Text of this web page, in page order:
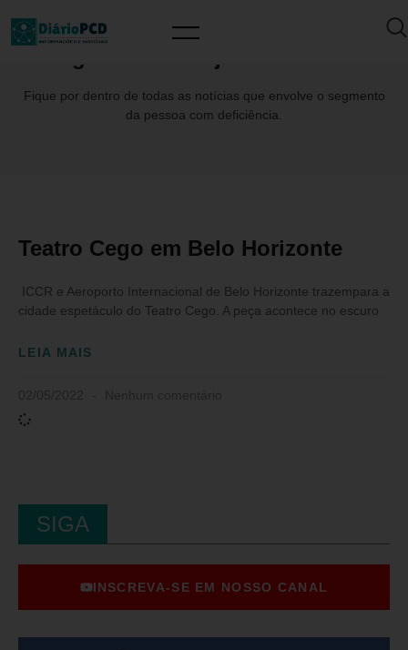
Fique por dentro de todas as notícias que envolve o segmento
da pessoa com deficiência.
Teatro Cego em Belo Horizonte
ICCR e Aeroporto Internacional de Belo Horizonte trazempara a
cidade espetáculo do Teatro Cego. A peça acontece no escuro
LEIA MAIS
SIGA
INSCREVA-SE EM NOSSO CANAL